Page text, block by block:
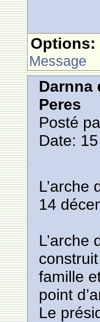
Options:
Message
Darnna
Peres
Posté
Date:
L’arche
14
L’arche
famille
point
Le